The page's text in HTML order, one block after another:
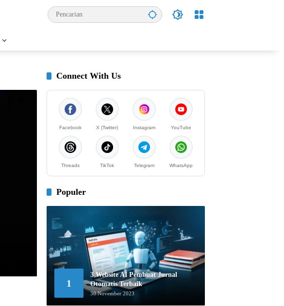
Connect With Us
Facebook X (Twitter) Instagram YouTube
Threads TikTok Telegram WhatsApp
Populer
1
3 Website AI Pembuat Jurnal
Otomatis Terbaik
30 November 2023